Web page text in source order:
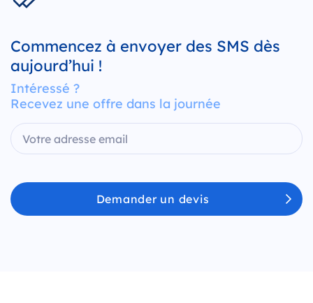
Commencez à envoyer des SMS dès
aujourd’hui !
Intéressé ?
Recevez une offre dans la journée
Demander un devis